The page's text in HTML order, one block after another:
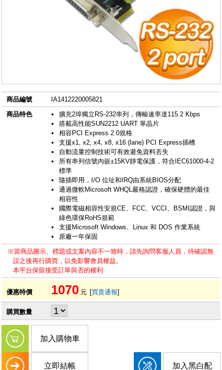
商品編號
IA1412220005821
商品特色
擴充2埠獨立RS-232串列，傳輸速率達115.2 Kbps
搭載高性能SUN2212 UART 單晶片
相容PCI Express 2.0規格
支援x1, x2, x4, x8, x16 (lane) PCI Express插槽
自動流量控制技術可有效避免資料丟失
所有串列信號內嵌±15KV靜電保護，符合IEC61000-4-2
標準
隨插即用，I/O 位址和IRQ由系統BIOS分配
通過微軟Microsoft WHQL嚴格認證，確保硬體的最佳
相容性
國際電磁相容性安規CE、FCC、VCCI、BSMI認證，與
綠色環保RoHS規範
支援Microsoft Windows、Linux 和 DOS 作業系統
原廠一年保固
※當商品圖示、標題或文案內容不一致時，請先詢問客服人員，待確認無
誤之後再行購買，以免影響會員權益。
本平台保留接受訂單與否的權利
優惠特價 1070 元 [買貴通報]
購買數量
加入購物車
立即結帳 加入黑白配